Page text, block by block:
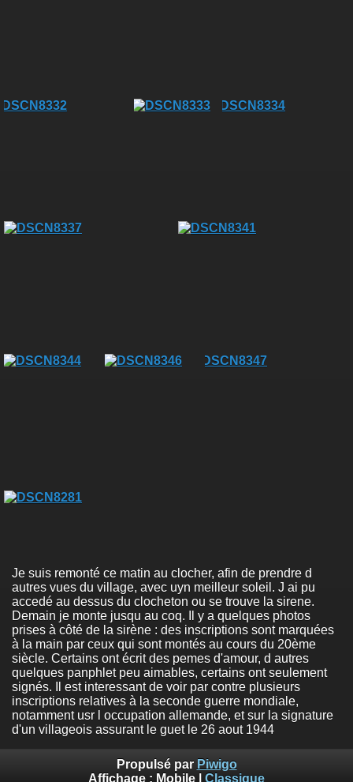
Je suis remonté ce matin au clocher, afin de prendre d
autres vues du village, avec uyn meilleur soleil. J ai pu
accedé au dessus du clocheton ou se trouve la sirene.
Demain je monte jusqu au coq. Il y a quelques photos
prises à côté de la sirène : des inscriptions sont marquées
à la main par ceux qui sont montés au cours du 20ème
siècle. Certains ont écrit des pemes d'amour, d autres
quelques panphlet peu aimables, certains ont seulement
signés. Il est interessant de voir par contre plusieurs
inscriptions relatives à la seconde guerre mondiale,
notamment usr l occupation allemande, et sur la signature
d'un villageois assurant le guet le 26 aout 1944
Propulsé par Piwigo
Affichage : Mobile Classique